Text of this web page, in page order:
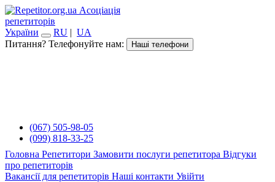
Асоціація
репетиторів
України
RU | UA
Питання? Телефонуйте нам:
Наші телефони
(067) 505-98-05
(099) 818-33-25
Головна Репетитори Замовити послуги репетитора Відгуки
про репетиторів
Вакансії для репетиторів Наші контакти Увійти